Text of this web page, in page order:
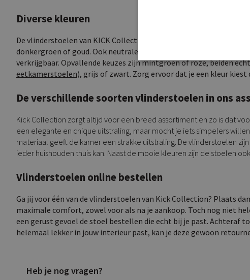
Diverse kleuren
De vlinderstoelen van KICK Collection zijn verkrijgbaar in diverse
donkergroen of goud. Ook neutrale kleuren zoals grijs, zwart (
verkrijgbaar. Opvallende keuzes zijn mintgroen of roze, beiden
eetkamerstoelen), grijs of zwart. Zorg ervoor dat je een kleur
De verschillende soorten vlinderstoelen in ons
Kick Collection zorgt altijd voor een breed assortiment en zo is dat
een elegante en chique uitstraling, maar mocht je iets simpelers
materiaal geeft de kamer een strakke uitstraling. De vlinderstoelen
ieder huishouden thuis kan. Naast de mooie kleuren zijn de stoelen
Vlinderstoelen online bestellen
Ga jij voor één van de vlinderstoelen van Kick Collection? Plaats
maximale comfort, zowel voor als na je aankoop. Toch nog niet
een gerust gevoel de stoel bestellen die echt bij je past. Achteraf
helemaal lekker in jouw interieur past, kan je deze gewoon
Heb je nog vragen?